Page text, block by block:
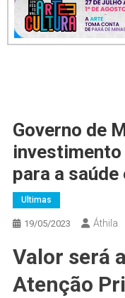
Governo de
investimento
para a
Ultimas
19/05/2023 Áthila
Valor será
Atenção